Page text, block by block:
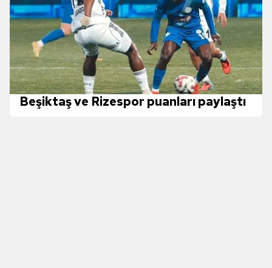
Beşiktaş ve Rizespor puanları paylaştı